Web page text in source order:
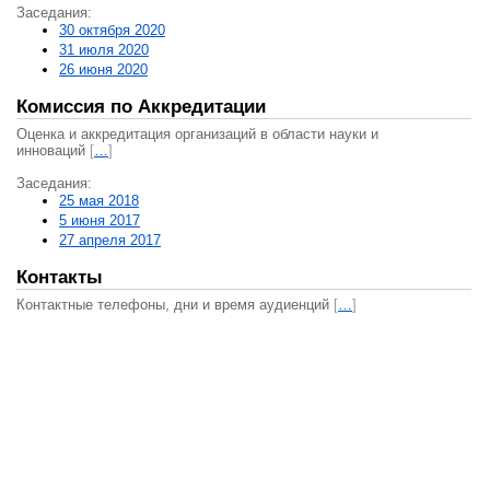
Заседания:
30 октября 2020
31 июля 2020
26 июня 2020
Комиссия по Аккредитации
Оценка и аккредитация организаций в области науки и
инноваций […]
Заседания:
25 мая 2018
5 июня 2017
27 апреля 2017
Контакты
Контактные телефоны, дни и время аудиенций […]